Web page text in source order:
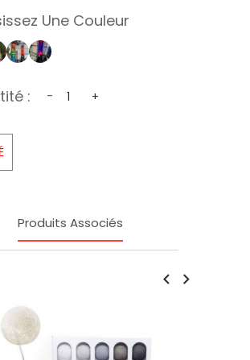
Une Couleur
: - +
Produits Associés